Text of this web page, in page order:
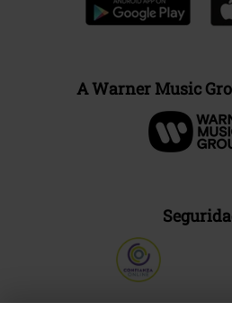
A Warner Music